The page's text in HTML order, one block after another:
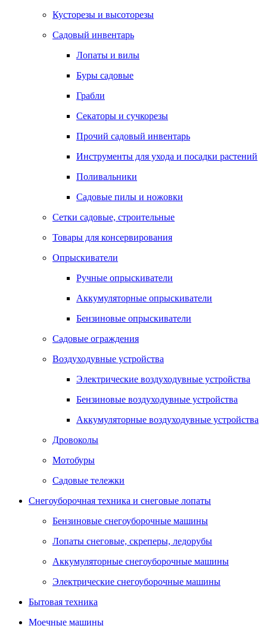
Кусторезы и высоторезы
Садовый инвентарь
Лопаты и вилы
Буры садовые
Грабли
Секаторы и сучкорезы
Прочий садовый инвентарь
Инструменты для ухода и посадки растений
Поливальники
Садовые пилы и ножовки
Сетки садовые, строительные
Товары для консервирования
Опрыскиватели
Ручные опрыскиватели
Аккумуляторные опрыскиватели
Бензиновые опрыскиватели
Садовые ограждения
Воздуходувные устройства
Электрические воздуходувные устройства
Бензиновые воздуходувные устройства
Аккумуляторные воздуходувные устройства
Дровоколы
Мотобуры
Садовые тележки
Снегоуборочная техника и снеговые лопаты
Бензиновые снегоуборочные машины
Лопаты снеговые, скреперы, ледорубы
Аккумуляторные снегоуборочные машины
Электрические снегоуборочные машины
Бытовая техника
Моечные машины